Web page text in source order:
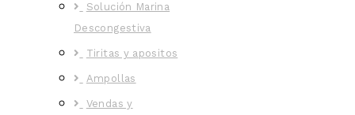
Solución Marina
Descongestiva
Tiritas y apositos
Ampollas
Vendas y